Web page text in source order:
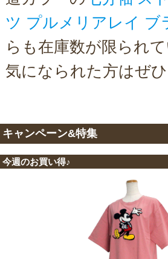
ツ プルメリアレイ ブ
らも在庫数が限られ
気になられた方はぜ
キャンペーン&特集
今週のお買い得♪